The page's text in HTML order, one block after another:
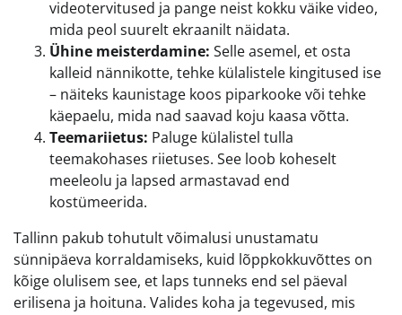
videotervitused ja pange neist kokku väike video,
mida peol suurelt ekraanilt näidata.
Ühine meisterdamine: Selle asemel, et osta
kalleid nännikotte, tehke külalistele kingitused ise
– näiteks kaunistage koos piparkooke või tehke
käepaelu, mida nad saavad koju kaasa võtta.
Teemariietus: Paluge külalistel tulla
teemakohases riietuses. See loob koheselt
meeleolu ja lapsed armastavad end
kostümeerida.
Tallinn pakub tohutult võimalusi unustamatu
sünnipäeva korraldamiseks, kuid lõppkokkuvõttes on
kõige olulisem see, et laps tunneks end sel päeval
erilisena ja hoituna. Valides koha ja tegevused, mis